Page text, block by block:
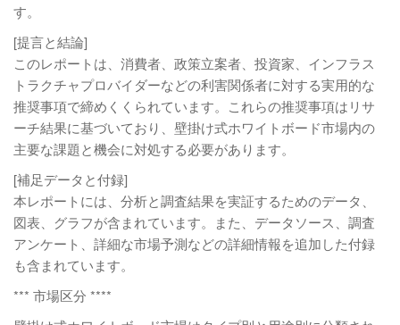
す。
[提言と結論]
このレポートは、消費者、政策立案者、投資家、インフラス
トラクチャプロバイダーなどの利害関係者に対する実用的な
推奨事項で締めくくられています。これらの推奨事項はリサ
ーチ結果に基づいており、壁掛け式ホワイトボード市場内の
主要な課題と機会に対処する必要があります。
[補足データと付録]
本レポートには、分析と調査結果を実証するためのデータ、
図表、グラフが含まれています。また、データソース、調査
アンケート、詳細な市場予測などの詳細情報を追加した付録
も含まれています。
*** 市場区分 ****